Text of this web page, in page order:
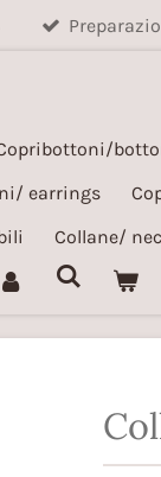
earrings
Collane/